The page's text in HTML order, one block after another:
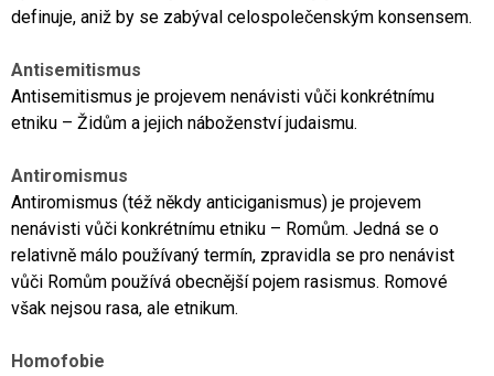
definuje, aniž by se zabýval celospolečenským konsensem.
Antisemitismus
Antisemitismus je projevem nenávisti vůči konkrétnímu
etniku – Židům a jejich náboženství judaismu.
Antiromismus
Antiromismus (též někdy anticiganismus) je projevem
nenávisti vůči konkrétnímu etniku – Romům. Jedná se o
relativně málo používaný termín, zpravidla se pro nenávist
vůči Romům používá obecnější pojem rasismus. Romové
však nejsou rasa, ale etnikum.
Homofobie